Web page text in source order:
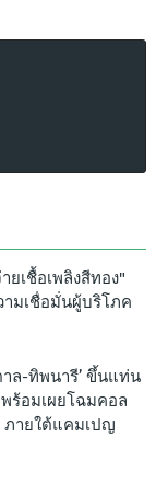
ยเชื้อเพลิงสีทอง"
ามเชื่อมั่นผู้บริโภค
าล-ทิพนารี’ ขึ้นแท่น
ร้อมเผยโฉมคอล
ภายใต้แคมเปญ